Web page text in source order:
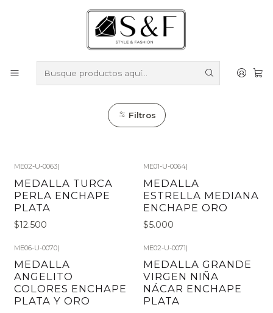
Compra sobre $50.000 en productos y obtén un 40% de
Despacho gratis por compras sobre $100.000
Inicio Colgantes y medallas
Colgantes y medallas
Filtros
ME02-U-0063|
MEDALLA TURCA
PERLA ENCHAPE
PLATA
$12.500
ME01-U-0064|
MEDALLA
ESTRELLA MEDIANA
ENCHAPE ORO
$5.000
ME06-U-0070|
MEDALLA
ANGELITO
COLORES ENCHAPE
PLATA Y ORO
ME02-U-0071|
MEDALLA GRANDE
VIRGEN NIÑA
NÁCAR ENCHAPE
PLATA